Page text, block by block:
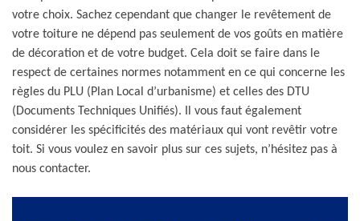
votre choix. Sachez cependant que changer le revêtement de
votre toiture ne dépend pas seulement de vos goûts en matière
de décoration et de votre budget. Cela doit se faire dans le
respect de certaines normes notamment en ce qui concerne les
règles du PLU (Plan Local d’urbanisme) et celles des DTU
(Documents Techniques Unifiés). Il vous faut également
considérer les spécificités des matériaux qui vont revêtir votre
toit. Si vous voulez en savoir plus sur ces sujets, n’hésitez pas à
nous contacter.